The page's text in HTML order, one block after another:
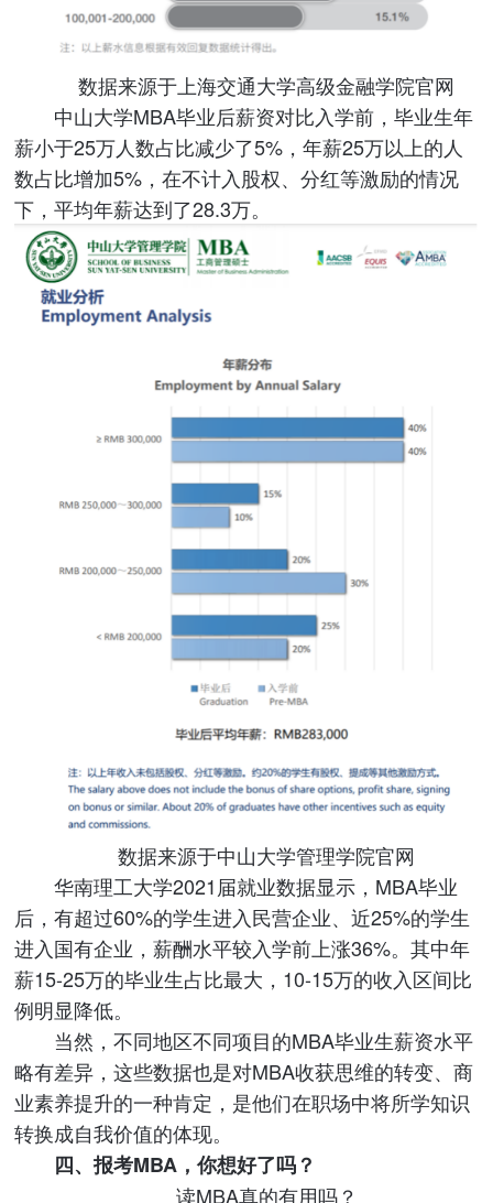
数据来源于上海交通大学高级金融学院官网
中山大学MBA毕业后薪资对比入学前，毕业生年
薪小于25万人数占比减少了5%，年薪25万以上的人
数占比增加5%，在不计入股权、分红等激励的情况
下，平均年薪达到了28.3万。
数据来源于中山大学管理学院官网
华南理工大学2021届就业数据显示，MBA毕业
后，有超过60%的学生进入民营企业、近25%的学生
进入国有企业，薪酬水平较入学前上涨36%。其中年
薪15-25万的毕业生占比最大，10-15万的收入区间比
例明显降低。
当然，不同地区不同项目的MBA毕业生薪资水平
略有差异，这些数据也是对MBA收获思维的转变、商
业素养提升的一种肯定，是他们在职场中将所学知识
转换成自我价值的体现。
四、报考MBA，你想好了吗？
读MBA真的有用吗？